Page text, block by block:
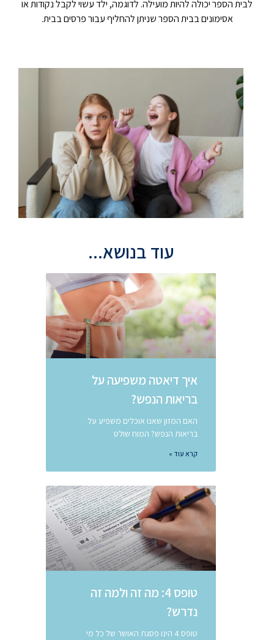
לבית הספר יכולה להיות מועילה. לדוגמה, ילד עשוי לקבל נקודות או
אסימונים בבית הספר שניתן להחליף עבור פרסים בבית.
עוד בנושא...
איך דיאטה משפיעה על
בריאות הנפש?
האם המזון שאנו אוכלים משפיע על
בריאות הנפש? המוח שולט
קרא עוד »
טופס 4: מה זה ולמה זה
נדרש?
טופס 4 הינו פסגת האושר של כל מי